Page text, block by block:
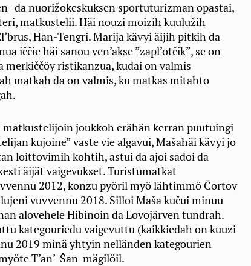
da nuorižokeskuksen sportuturizman opastai,
matkustelii. Häi nouzi moizih kuulužih
Han-Tengri. Marija kävyi äijih pitkih da
iččie häi sanou ven’akse ”zapl’otčik”, se on
merkiččöy ristikanzua, kudai on valmis
matkah da on valmis, ku matkas mitahto
matkustelijoin joukkoh erähän kerran puutuingi
kujoine” vaste vie algavui, Mašahäi kävyi jo
loittovimih kohtih, astui da ajoi sadoi da
äijät vaigevukset. Turistumatkat
2012, konzu pyöril myö lähtimmö Čortov
vuvvennu 2018. Silloi Maša kučui minuu
alovehele Hibinoin da Lovojärven tundrah.
kategouriedu vaigevuttu (kaikkiedah on kuuzi
2019 minä yhtyin nelländen kategourien
T’an’-Šan-mägilöil.